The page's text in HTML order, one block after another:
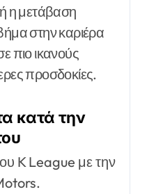
η μετάβαση
στην καριέρα
πιο ικανούς
προσδοκίες.
κατά την
K League με την